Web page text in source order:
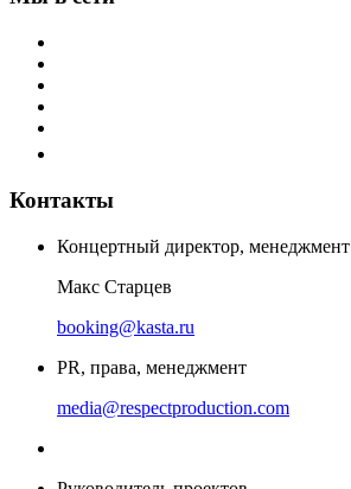
Контакты
Концертный директор, менеджмент
Макс Старцев
booking@kasta.ru
PR, права, менеджмент
media@respectproduction.com